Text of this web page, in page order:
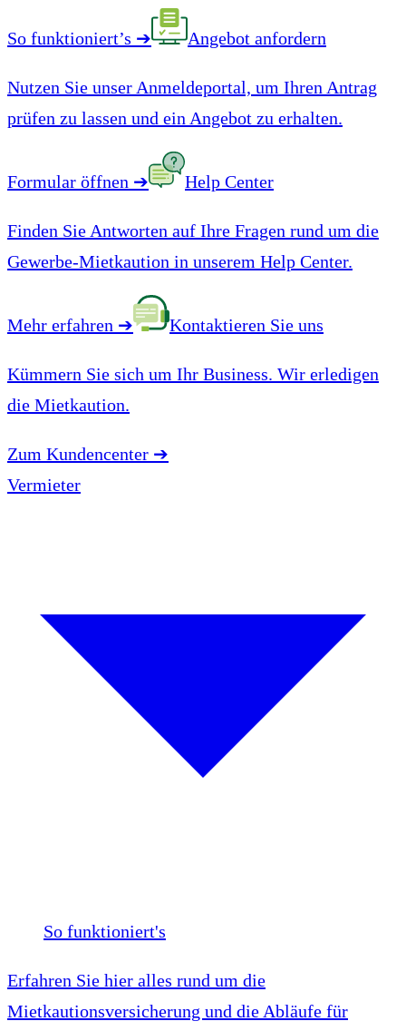
So funktioniert’s ➔ Angebot anfordern
Nutzen Sie unser Anmeldeportal, um Ihren Antrag
prüfen zu lassen und ein Angebot zu erhalten.
Formular öffnen ➔ Help Center
Finden Sie Antworten auf Ihre Fragen rund um die
Gewerbe-Mietkaution in unserem Help Center.
Mehr erfahren ➔ Kontaktieren Sie uns
Kümmern Sie sich um Ihr Business. Wir erledigen
die Mietkaution.
Zum Kundencenter ➔
Vermieter
So funktioniert's
Erfahren Sie hier alles rund um die
Mietkautionsversicherung und die Abläufe für